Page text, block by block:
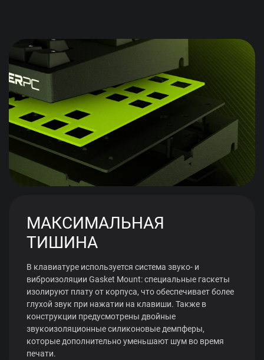
МАКСИМАЛЬНАЯ
ТИШИНА
В клавиатуре используется система звуко- и
виброизоляции Gasket Mount: специальные гаскеты
изолируют плату от корпуса, что обеспечивает более
глухой звук при нажатии на клавиши. Также в
конструкции предусмотрены двойные
звукоизоляционные силиконовые демпферы,
которые дополнительно уменьшают шум во время
печати.